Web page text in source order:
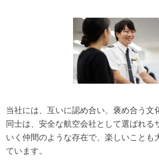
当社には、互いに認め合い、褒め合う文
同士は、安全な航空会社として選ばれる
いく仲間のような存在で、楽しいことも
ています。